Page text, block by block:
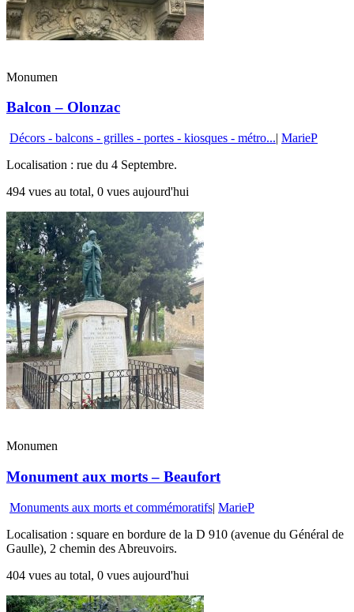
Monumen
Balcon – Olonzac
Décors - balcons - grilles - portes - kiosques - métro...| MarieP
Localisation : rue du 4 Septembre.
494 vues au total, 0 vues aujourd'hui
Monumen
Monument aux morts – Beaufort
Monuments aux morts et commémoratifs| MarieP
Localisation : square en bordure de la D 910 (avenue du Général de
Gaulle), 2 chemin des Abreuvoirs.
404 vues au total, 0 vues aujourd'hui